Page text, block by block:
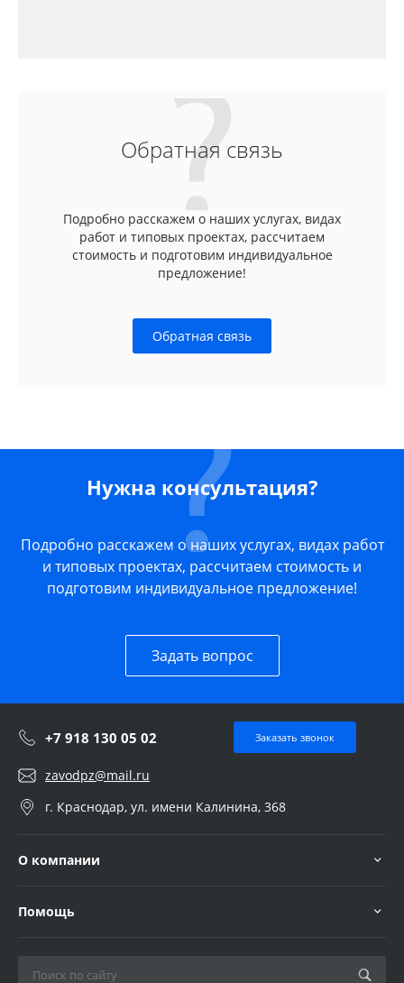
Обратная связь
Подробно расскажем о наших услугах, видах
работ и типовых проектах, рассчитаем
стоимость и подготовим индивидуальное
предложение!
Обратная связь
Нужна консультация?
Подробно расскажем о наших услугах, видах работ
и типовых проектах, рассчитаем стоимость и
подготовим индивидуальное предложение!
Задать вопрос
+7 918 130 05 02 Заказать звонок
zavodpz@mail.ru
г. Краснодар, ул. имени Калинина, 368
О компании
Помощь